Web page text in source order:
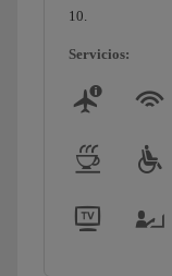
10.
Servicios: